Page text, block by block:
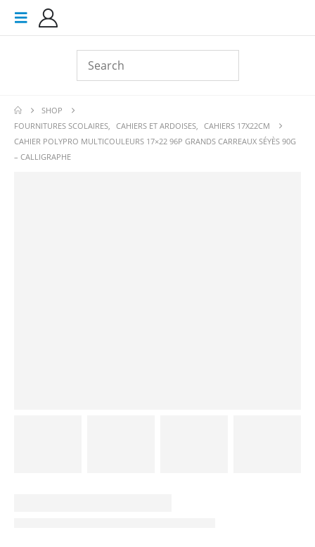
SHOP
FOURNITURES SCOLAIRES, CAHIERS ET ARDOISES, CAHIERS 17X22CM
CAHIER POLYPRO MULTICOULEURS 17×22 96P GRANDS CARREAUX SÉYÈS 90G
– CALLIGRAPHE